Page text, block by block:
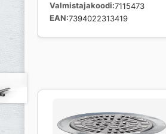
Valmistajakoodi 7115473
EAN 7394022313419